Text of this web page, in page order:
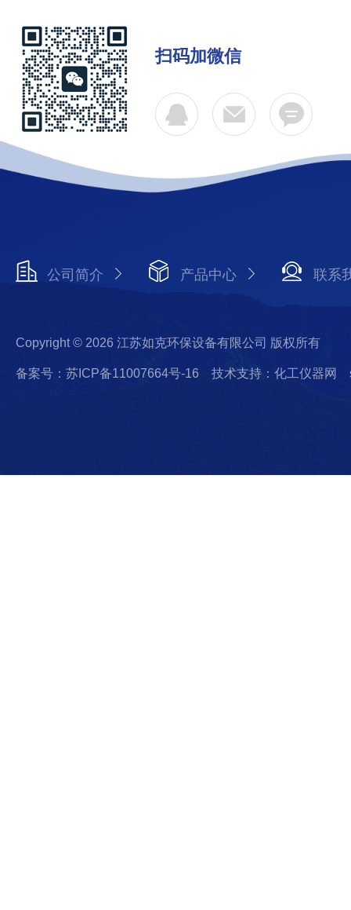
扫码加微信
公司简介 产品中心 联系
Copyright © 2026 江苏如克环保设备有限公司 版权所有
备案号：苏ICP备11007664号-16 技术支持：化工仪器网